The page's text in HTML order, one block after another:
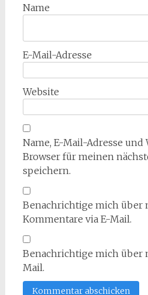
Name
E-Mail-Adresse
Website
Name, E-Mail-Adresse und
Browser für meinen
speichern.
Benachrichtige mich über
Kommentare via E-Mail.
Benachrichtige mich über
Mail.